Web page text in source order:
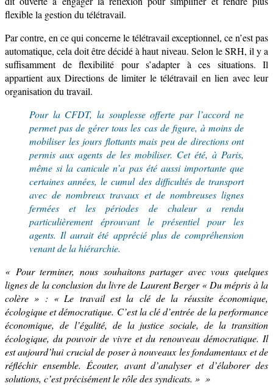
flexible la gestion du télétravail.
Par contre, en ce qui concerne letélétravail exceptionnel, ce n’est pas
automatique, cela doit êtredécidé à haut niveau. Selon le SRH, il y a
suffisamment de flexibilité pour s’adapter à ces situations. Il
appartient aux Directions de limiter le télétravail en lien avec leur
organisation dutravail.
Pour la CFDT, la souplesse offerte par l’accord ne
permet pas de gérer tous les cas de figure, à moins de
mobiliser les jours flottants mais peu de directions ont
permis aux agents de les mobiliser. Cet été, à Paris,
même si la canicule n’a pas été aussi importante que
certaines années, le cumul des difficultés de transport
avec de nombreux travaux et de nombreuses lignes
fermées et les périodes de chaleur a rendu
particulièrement éprouvant le présentiel pour les
agents.Il aurait été apprécié plus de compréhension
venant de la hiérarchie.
« Pour terminer, nous souhaitons partager avec vous quelques
lignes de la conclusion du livre de Laurent Berger « Du mépris à la
colère » : « Le travail est la clé de la réussite économique,
écologique et démocratique. C’est la clé d’entrée de la performance
économique, de l’égalité, de la justice sociale, de la transition
écologique, du pouvoir de vivre et du renouveau démocratique. Il
est aujourd’hui crucial de poser à nouveaux les fondamentaux et de
réfléchir ensemble. Écouter, avant d’analyser et d’élaborer des
solutions, c’est précisément le rôle des syndicats. » »